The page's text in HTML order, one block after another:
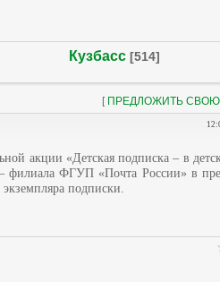
Кузбасс [514]
[ ПРЕДЛОЖИТЬ
акции «Детская подписка – в
филиала ФГУП «Почта России» в
подписки.